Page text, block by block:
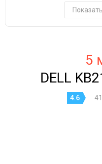
5
DELL
4.6